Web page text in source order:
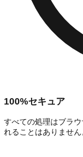
100%セキュア
すべての処理はブラ
れることはありません